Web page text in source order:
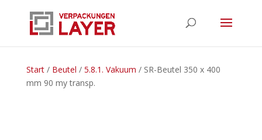
Start/ Beutel / 5.8.1. Vakuum / SR-Beutel 350 x 400
mm 90 my transp.